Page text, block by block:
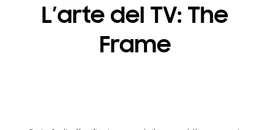
L’arte del TV: The
Frame